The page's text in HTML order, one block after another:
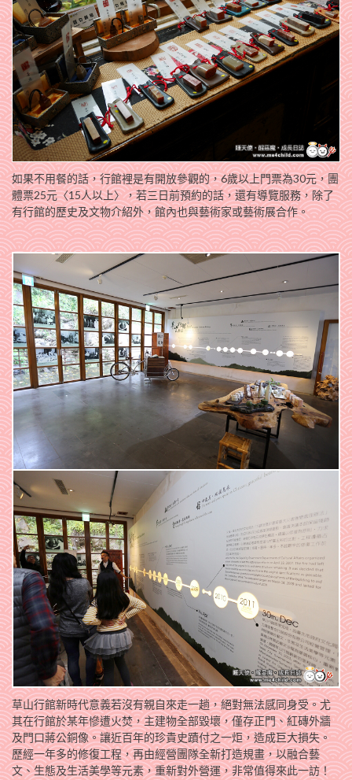
如果不用餐的話，行館裡是有開放參觀的，6歲以上門票為30元，團
體票25元〈15人以上〉，若三日前預約的話，還有導覽服務，除了
有行館的歷史及文物介紹外，館內也與藝術家或藝術展合作。
草山行館新時代意義若沒有親自來走一趟，絕對無法感同身受。尤
其在行館於某年慘遭火焚，主建物全部毀壞，僅存正門、紅磚外牆
及門口蔣公銅像。讓近百年的珍貴史蹟付之一炬，造成巨大損失。
歷經一年多的修復工程，再由經營團隊全新打造規畫，以融合藝
文、生態及生活美學等元素，重新對外營運，非常值得來此一訪！